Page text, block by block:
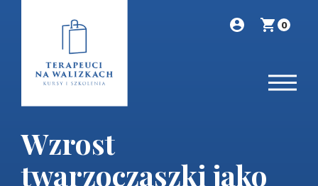
0
Wzrost
twarzoczaszki jako